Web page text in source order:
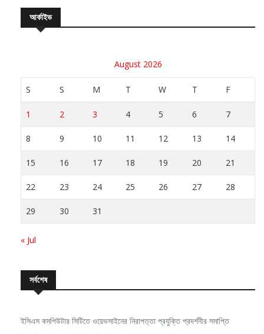
S S M T W T F
8 9 10 11 12 13 14
15 16 17 18 19 20 21
22 23 24 25 26 27 28
29 30 31
নিরবচ্ছিন্ন পাওয়ার নিশ্চিতে রিয়েলমির নতুন সি-সিরিজ স্মার্টফোন